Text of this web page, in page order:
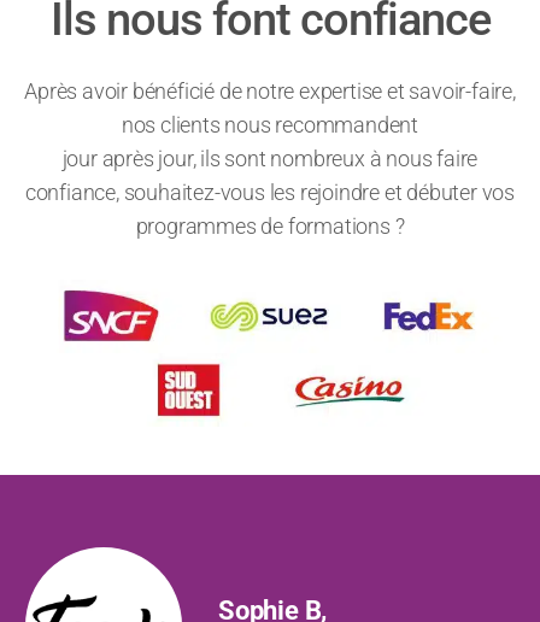
Ils nous font confiance
Après avoir bénéficié de notre expertise et savoir-faire,
nos clients nous recommandent
jour après jour, ils sont nombreux à nous faire
confiance, souhaitez-vous les rejoindre et débuter vos
programmes de formations ?
Sophie B,